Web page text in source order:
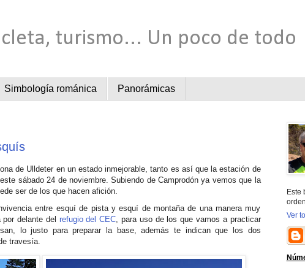
turismo... Un poco de todo
Simbología románica Panorámicas
de Ulldeter en un estado inmejorable, tanto es así que la estación de
sábado 24 de noviembre. Subiendo de Camprodón ya vemos que la
ser de los que hacen afición.
entre esquí de pista y esquí de montaña de una manera muy
delante del refugio del CEC, para uso de los que vamos a practicar
lo justo para preparar la base, además te indican que los dos
travesía.
Este
Ver